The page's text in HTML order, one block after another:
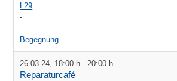
L29
-
-
Begegnung
26.03.24 18:00 h - 20:00 h
Reparaturcafé